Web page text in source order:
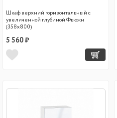
Шкаф верхний горизонтальный с
увеличенной глубиной Фьюжн
(358х800)
5 560 ₽